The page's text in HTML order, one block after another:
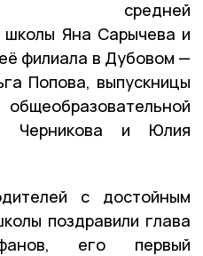
средней
школы Яна Сарычева и
филиала в Дубовом —
Попова, выпускницы
Черникова и Юлия
с достойным
поздравили глава
его первый